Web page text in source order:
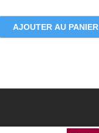
AJOUTER AU PANIER